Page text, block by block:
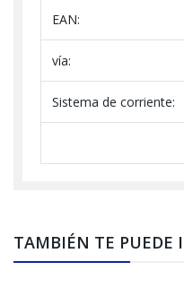
EAN:
vía:
Sistema de corriente:
TAMBIÉN TE PUEDE